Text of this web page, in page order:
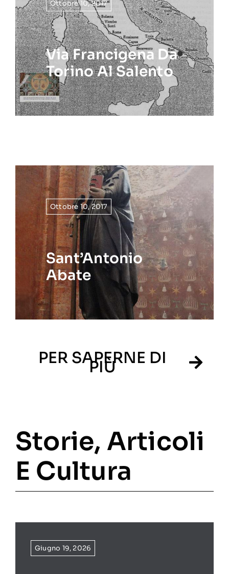
Ottobre 10, 2017
Via Francigena Da
Torino Al Salento
Ottobre 10, 2017
Sant’Antonio
Abate
PER SAPERNE DI
PIÙ
Storie, Articoli
E Cultura
Giugno 19, 2026